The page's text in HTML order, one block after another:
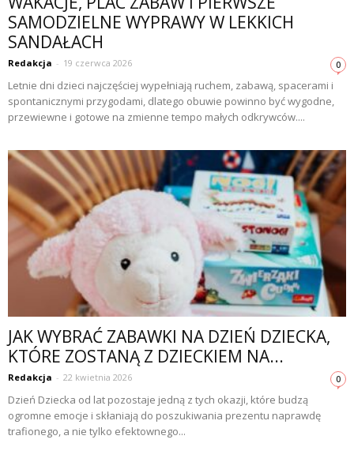
SAMODZIELNE WYPRAWY W LEKKICH
SANDAŁACH
Redakcja - 19 czerwca 2026 0
Letnie dni dzieci najczęściej wypełniają ruchem, zabawą, spacerami i
spontanicznymi przygodami, dlatego obuwie powinno być wygodne,
przewiewne i gotowe na zmienne tempo małych odkrywców....
JAK WYBRAĆ ZABAWKI NA DZIEŃ DZIECKA,
KTÓRE ZOSTANĄ Z DZIECKIEM NA...
Redakcja - 22 kwietnia 2026 0
Dzień Dziecka od lat pozostaje jedną z tych okazji, które budzą
ogromne emocje i skłaniają do poszukiwania prezentu naprawdę
trafionego, a nie tylko efektownego...